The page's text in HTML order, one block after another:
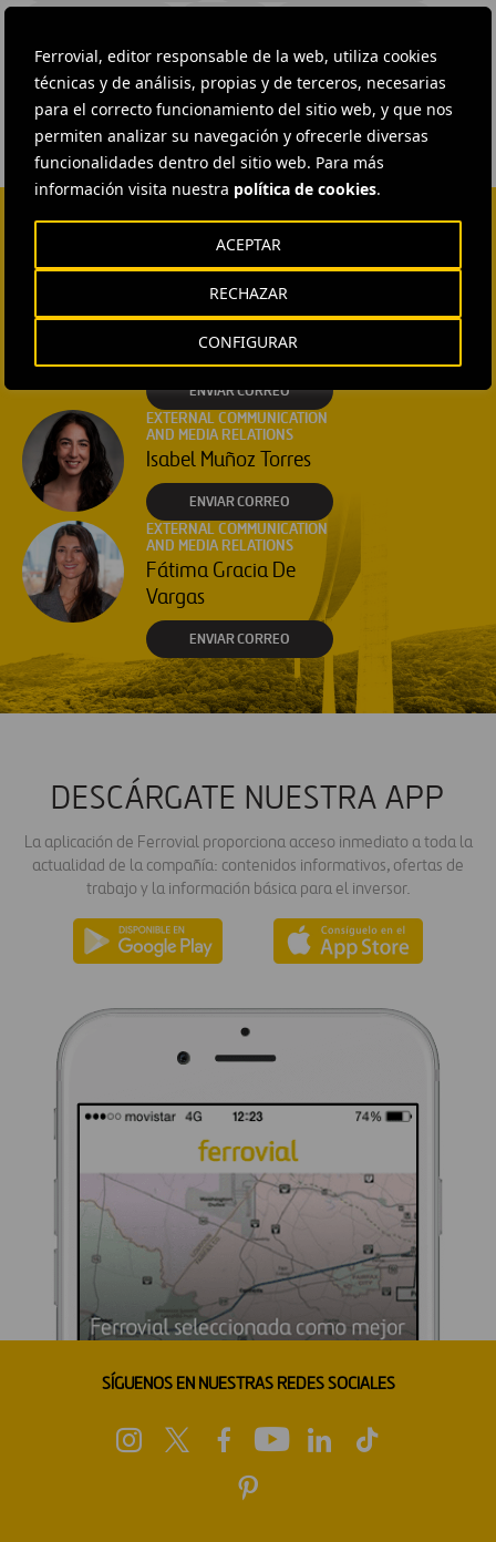
Ferrovial, editor responsable de la web, utiliza cookies
técnicas y de análisis, propias y de terceros, necesarias
para el correcto funcionamiento del sitio web, y que nos
permiten analizar su navegación y ofrecerle diversas
funcionalidades dentro del sitio web. Para más
información visita nuestra política de cookies.
CONFIGURAR
RECHAZAR
ACEPTAR
#Talento #Ferrovial
CONTACTA CON NOSOTROS
HEAD OF EXTERNAL
INSTITUTIONAL RELATIONS
Ana García Ruiz
ENVIAR CORREO
EXTERNAL COMMUNICATION
AND MEDIA RELATIONS
Isabel Muñoz Torres
ENVIAR CORREO
EXTERNAL COMMUNICATION
AND MEDIA RELATIONS
Fátima Gracia De
Vargas
ENVIAR CORREO
DESCÁRGATE NUESTRA APP
La aplicación de Ferrovial proporciona acceso inmediato a toda la
actualidad de la compañía: contenidos informativos, ofertas de
trabajo y la información básica para el inversor.
SÍGUENOS EN NUESTRAS REDES SOCIALES